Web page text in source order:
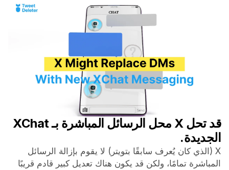
قد تحل X محل الرسائل المباشرة بـ XChat
الجديدة.
X (الذي كان يُعرف سابقًا بتويتر) لا يقوم بإزالة الرسائل
المباشرة تمامًا، ولكن قد يكون هناك تعديل كبير قادم قريبًا